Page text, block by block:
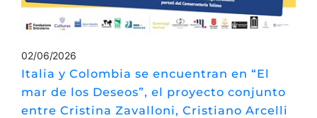
02/06/2026
Italia y Colombia se encuentran en “El
mar de los Deseos”, el proyecto conjunto
entre Cristina Zavalloni, Cristiano Arcelli